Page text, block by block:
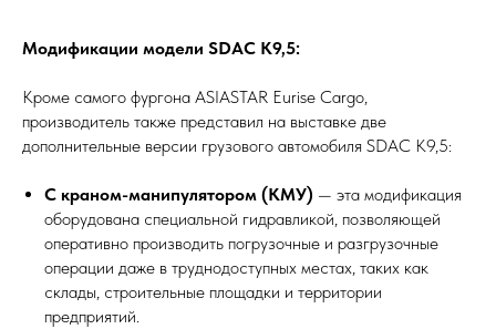
Модификации модели SDAC K9,5:
Кроме самого фургона ASIASTAR Eurise Cargo,
производитель также представил на выставке две
дополнительные версии грузового автомобиля SDAC K9,5:
С краном-манипулятором (КМУ) — эта модификация
оборудована специальной гидравликой, позволяющей
оперативно производить погрузочные и разгрузочные
операции даже в труднодоступных местах, таких как
склады, строительные площадки и территории
предприятий.